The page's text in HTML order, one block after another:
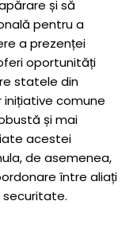
și să
pentru a
a prezenței
oportunități
statele din
comune
și mai
acestei
de asemenea,
între aliați
securitate.